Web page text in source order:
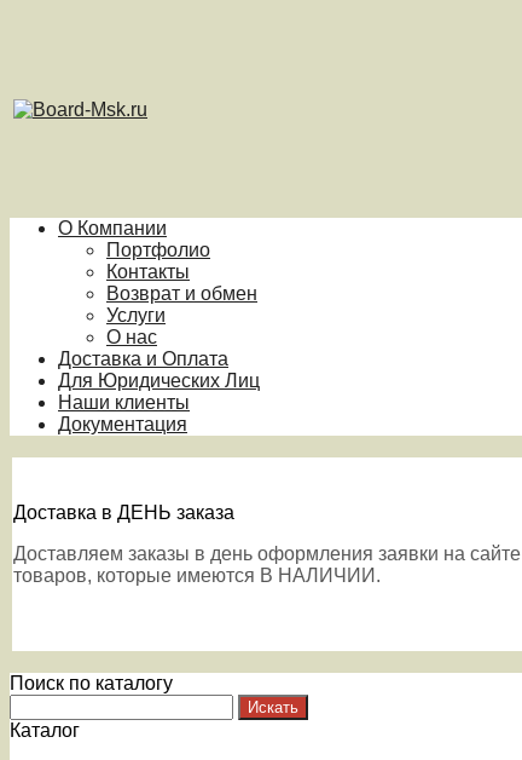
О Компании
Портфолио
Контакты
Возврат и обмен
Услуги
О нас
Доставка и Оплата
Для Юридических Лиц
Наши клиенты
Документация
Доставка в ДЕНЬ заказа
Доставляем заказы в день оформления заявки на сайте
товаров, которые имеются В НАЛИЧИИ.
Поиск по каталогу
Каталог